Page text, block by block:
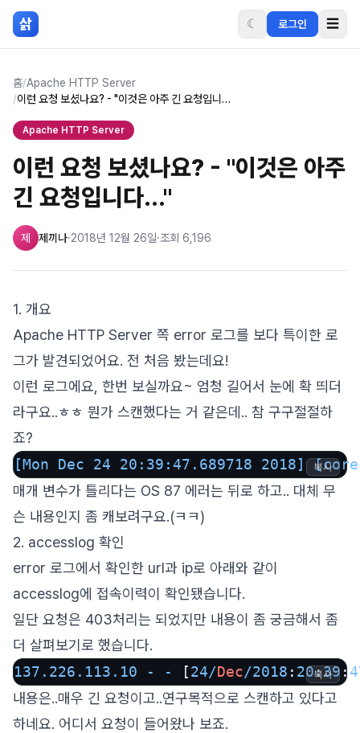
본문 바로가기
삵 ☾ 로그인 ☰
홈/Apache HTTP Server
/
이런 요청 보셨나요? - "이것은 아주 긴 요청입니다..."
Apache HTTP Server
이런 요청 보셨나요? - "이것은 아주
긴 요청입니다..."
제 제끼나·2018년 12월 26일·조회 6,196
1. 개요
Apache HTTP Server 쪽 error 로그를 보다 특이한 로
그가 발견되었어요. 전 처음 봤는데요!
이런 로그에요, 한번 보실까요~ 엄청 길어서 눈에 확 띄더
라구요..ㅎㅎ 뭔가 스캔했다는 거 같은데.. 참 구구절절하
죠?
[Mon Dec 24 20:39:47.689718 2018]
복사
매개 변수가 틀리다는 OS 87 에러는 뒤로 하고.. 대체 무
슨 내용인지 좀 캐보려구요.(ㅋㅋ)
2. accesslog 확인
error 로그에서 확인한 url과 ip로 아래와 같이
accesslog에 접속이력이 확인됐습니다.
일단 요청은 403처리는 되었지만 내용이 좀 궁금해서 좀
더 살펴보기로 했습니다.
137.226 .113 .10 - - [24/Dec/2018 : 20:39 :
복사
내용은..매우 긴 요청이고..연구목적으로 스캔하고 있다고
하네요. 어디서 요청이 들어왔나 보죠.